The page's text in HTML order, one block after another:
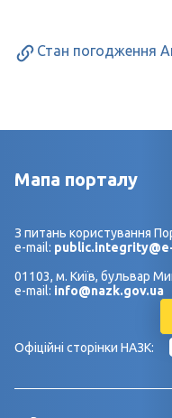
Стан погодження
Мапа порталу
З питань користування
e-mail:
01103, м. Київ, бульвар
e-mail: info@nazk.gov.ua
Офіційні сторінки НАЗК: